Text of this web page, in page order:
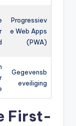
Progressiev
e Web Apps
(PWA)
Gegevensb
eveiliging
First-